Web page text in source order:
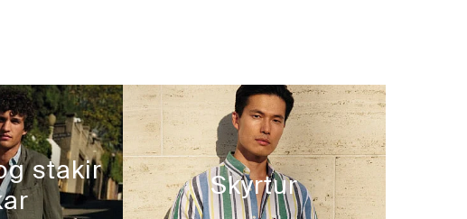
stakir
Skyrtur